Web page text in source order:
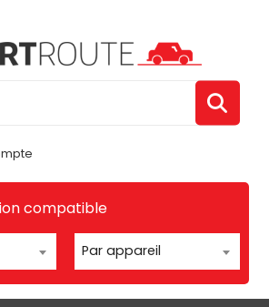
compatible
Par appareil